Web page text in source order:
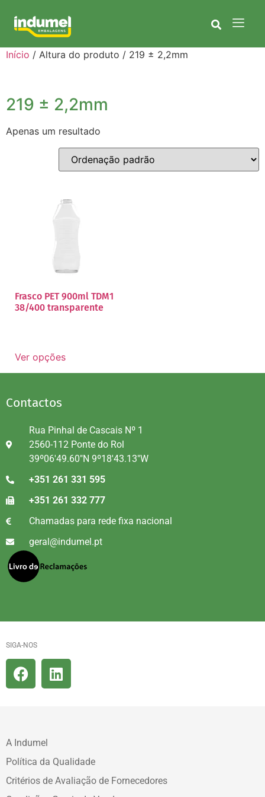
Início / Altura do produto / 219 ± 2,2mm
219 ± 2,2mm
Apenas um resultado
Frasco PET 900ml TDM1
38/400 transparente
Ver opções
Contactos
Rua Pinhal de Cascais Nº 1
2560-112 Ponte do Rol
39º06'49.60"N 9º18'43.13"W
+351 261 331 595
+351 261 332 777
Chamadas para rede fixa nacional
geral@indumel.pt
SIGA-NOS
A Indumel
Política da Qualidade
Critérios de Avaliação de Fornecedores